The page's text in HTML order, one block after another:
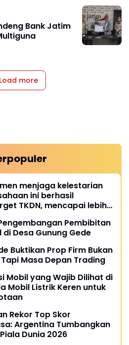
Bank Jatim
Load more
menjaga kelestarian
ini berhasil
TKDN, mencapai lebih
Pembibitan
di Desa Gunung Gede
Buktikan Prop Firm Bukan
Masa Depan Trading
Mobil yang Wajib Dilihat di
Mobil Listrik Keren untuk
Rekor Top Skor
Argentina Tumbangkan
Dunia 2026